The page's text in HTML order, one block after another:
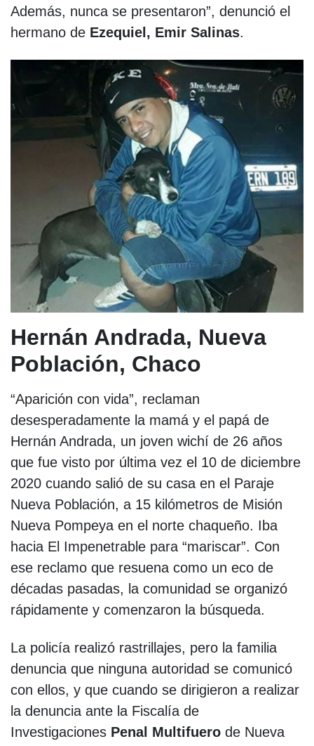
Además, nunca se presentaron”, denunció el
hermano de Ezequiel, Emir Salinas.
Hernán Andrada, Nueva
Población, Chaco
“Aparición con vida”, reclaman
desesperadamente la mamá y el papá de
Hernán Andrada, un joven wichí de 26 años
que fue visto por última vez el 10 de diciembre
2020 cuando salió de su casa en el Paraje
Nueva Población, a 15 kilómetros de Misión
Nueva Pompeya en el norte chaqueño. Iba
hacia El Impenetrable para “mariscar”. Con
ese reclamo que resuena como un eco de
décadas pasadas, la comunidad se organizó
rápidamente y comenzaron la búsqueda.
La policía realizó rastrillajes, pero la familia
denuncia que ninguna autoridad se comunicó
con ellos, y que cuando se dirigieron a realizar
la denuncia ante la Fiscalía de
Investigaciones Penal Multifuero de Nueva